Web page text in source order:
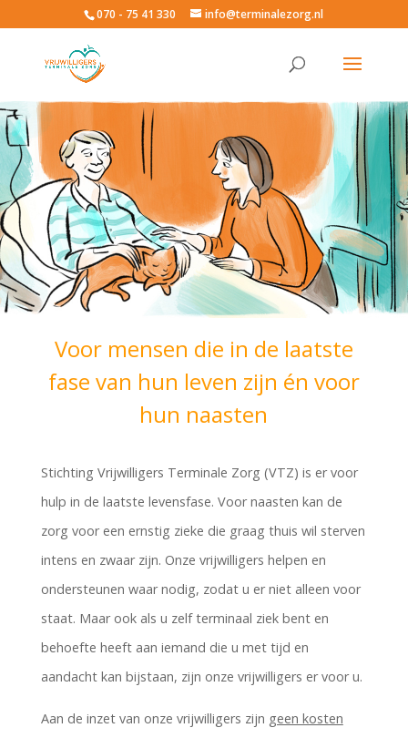
070 - 75 41 330 info@terminalezorg.nl
Voor mensen die in de laatste
fase van hun leven zijn én voor
hun naasten
Stichting Vrijwilligers Terminale Zorg (VTZ) is er voor
hulp in de laatste levensfase. Voor naasten kan de
zorg voor een ernstig zieke die graag thuis wil sterven
intens en zwaar zijn. Onze vrijwilligers helpen en
ondersteunen waar nodig, zodat u er niet alleen voor
staat. Maar ook als u zelf terminaal ziek bent en
behoefte heeft aan iemand die u met tijd en
aandacht kan bijstaan, zijn onze vrijwilligers er voor u.
Aan de inzet van onze vrijwilligers zijn geen kosten